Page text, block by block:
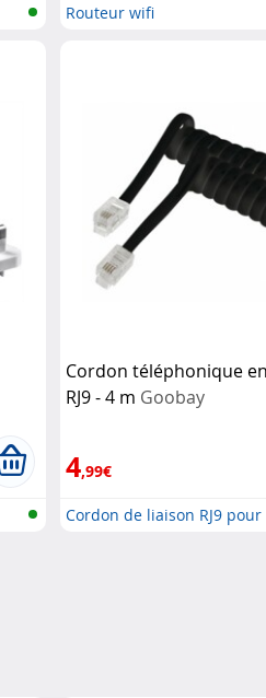
Routeur wifi
Cordon téléphonique
RJ9 - 4 m Goobay
4,99€
Cordon de liaison RJ9 pour